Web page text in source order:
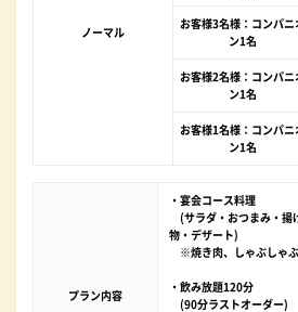
ノーマル
お客様3名様：コンパニ
ン1名
お客様2名様：コンパニ
ン1名
お客様1名様：コンパニ
ン1名
プラン内容
・宴会コース料理
(サラダ・おつまみ・揚
物・デザート)
※焼き肉、しゃぶしゃぶ
・飲み放題120分
(90分ラストオーダー)